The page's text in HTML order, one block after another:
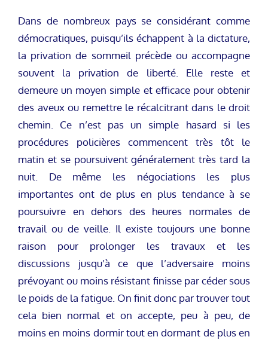
Dans de nombreux pays se considérant comme
démocratiques, puisqu’ils échappent à la dictature,
la privation de sommeil précède ou accompagne
souvent la privation de liberté. Elle reste et
demeure un moyen simple et efficace pour obtenir
des aveux ou remettre le récalcitrant dans le droit
chemin. Ce n’est pas un simple hasard si les
procédures policières commencent très tôt le
matin et se poursuivent généralement très tard la
nuit. De même les négociations les plus
importantes ont de plus en plus tendance à se
poursuivre en dehors des heures normales de
travail ou de veille. Il existe toujours une bonne
raison pour prolonger les travaux et les
discussions jusqu’à ce que l’adversaire moins
prévoyant ou moins résistant finisse par céder sous
le poids de la fatigue. On finit donc par trouver tout
cela bien normal et on accepte, peu à peu, de
moins en moins dormir tout en dormant de plus en